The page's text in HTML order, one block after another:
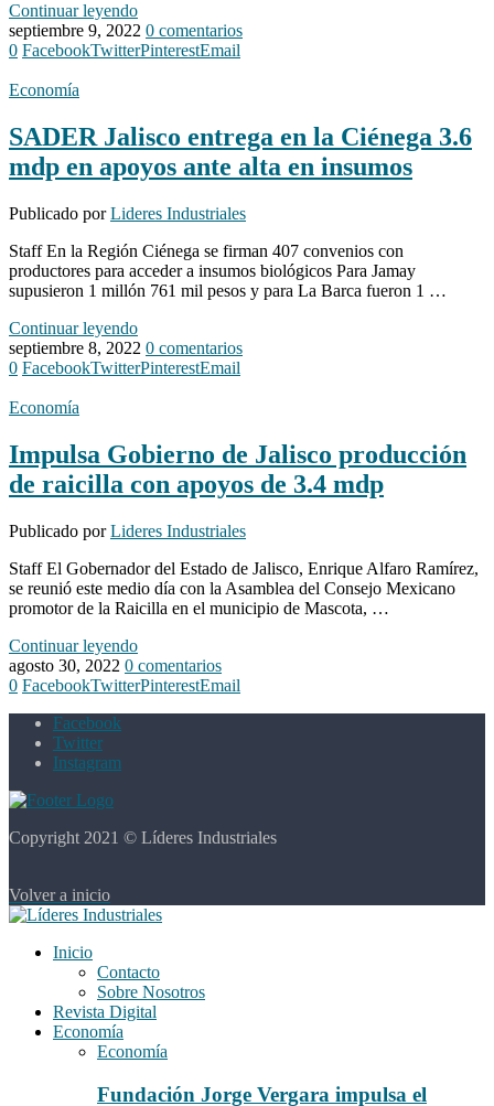
Continuar leyendo
septiembre 9, 2022 0 comentarios
0 FacebookTwitterPinterestEmail
Economía
SADER Jalisco entrega en la Ciénega 3.6
mdp en apoyos ante alta en insumos
Publicado porLideres Industriales
Staff En la Región Ciénega se firman 407 convenios con
productores para acceder a insumos biológicos Para Jamay
supusieron 1 millón 761 mil pesos y para La Barca fueron 1 …
Continuar leyendo
septiembre 8, 2022 0 comentarios
0 FacebookTwitterPinterestEmail
Economía
Impulsa Gobierno de Jalisco producción
de raicilla con apoyos de 3.4 mdp
Publicado porLideres Industriales
Staff El Gobernador del Estado de Jalisco, Enrique Alfaro Ramírez,
se reunió este medio día con la Asamblea del Consejo Mexicano
promotor de la Raicilla en el municipio de Mascota, …
Continuar leyendo
agosto 30, 2022 0 comentarios
0 FacebookTwitterPinterestEmail
Facebook
Twitter
Instagram
Copyright 2021 © Líderes Industriales
Volver a inicio
Inicio
Contacto
Sobre Nosotros
Revista Digital
Economía
Economía
Fundación Jorge Vergara impulsa el